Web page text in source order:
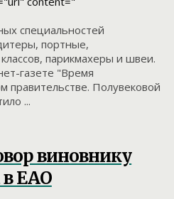
специальностей
портные,
парикмахеры и швеи.
газете "Время
правительстве. Полувековой
...
виновнику
ЕАО